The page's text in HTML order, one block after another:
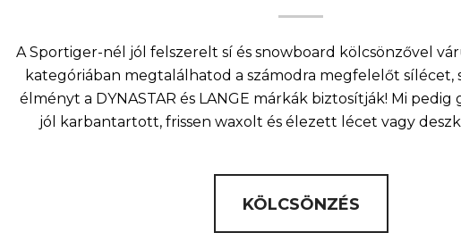
A Sportiger-nél jól felszerelt sí és snowboard kölcsönzővel
kategóriában megtalálhatod a számodra megfelelőt sílécet,
élményt a DYNASTAR és LANGE márkák biztosítják! Mi
jól karbantartott, frissen waxolt és élezett lécet vagy
KÖLCSÖNZÉS